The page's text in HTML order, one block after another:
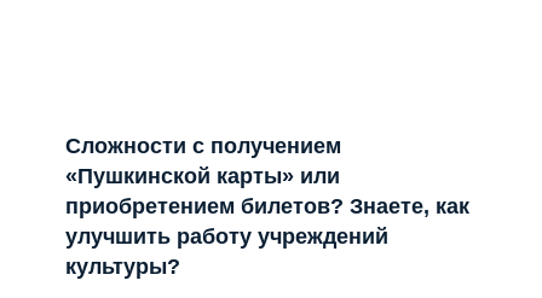
Сложности с получением
«Пушкинской карты» или
приобретением билетов? Знаете, как
улучшить работу учреждений
культуры?